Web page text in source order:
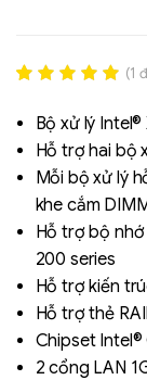
out of 5
based on
đánh giá
(1
Bộ xử lý
Hỗ trợ hai bộ
Mỗi bộ xử lý
khe cắm
Hỗ trợ bộ
200 series
Hỗ trợ kiến
Hỗ trợ thẻ
Chipset Intel®
2 cổng LAN
Liên hệ
SK hynix - DRAM
- GDDR - GDDR6